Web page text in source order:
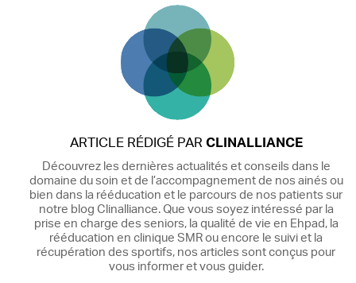
ARTICLE RÉDIGÉ PAR CLINALLIANCE
Découvrez les dernières actualités et conseils dans le
domaine du soin et de l’accompagnement de nos ainés ou
bien dans la rééducation et le parcours de nos patients sur
notre blog Clinalliance. Que vous soyez intéressé par la
prise en charge des seniors, la qualité de vie en Ehpad, la
rééducation en clinique SMR ou encore le suivi et la
récupération des sportifs, nos articles sont conçus pour
vous informer et vous guider.